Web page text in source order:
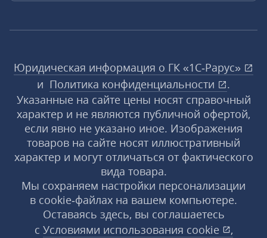
Юридическая информация о ГК «1С‑Рарус»
и Политика конфиденциальности
.
Указанные на сайте цены носят справочный
характер и не являются публичной офертой,
если явно не указано иное. Изображения
товаров на сайте носят иллюстративный
характер и могут отличаться от фактического
вида товара.
Мы сохраняем настройки персонализации
в cookie‑файлах на вашем компьютере.
Оставаясь здесь, вы соглашаетесь
с Условиями использования cookie
,